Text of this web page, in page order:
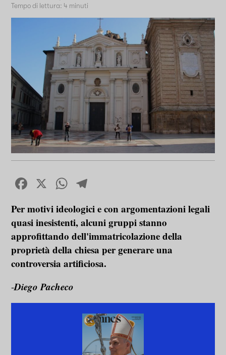
Tempo di lettura: 4 minuti
Facebook
X WhatsApp
Per motivi ideologici e con argomentazioni legali
quasi inesistenti, alcuni gruppi stanno
approfittando dell'immatricolazione della
proprietà della chiesa per generare una
controversia artificiosa.
-Diego Pacheco